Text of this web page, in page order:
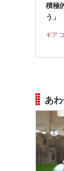
積極
う」
ギア
あ